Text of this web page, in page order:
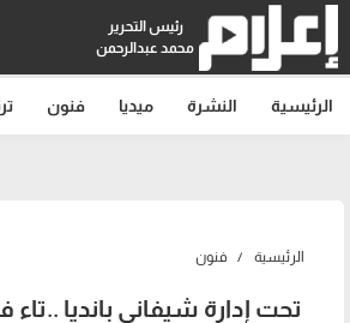
رئيس التحرير
محمد عبدالرحمن
الرئيسية النشرة ميديا فنون
الرئيسية فنون
تحت إدارة شيفاني بانديا